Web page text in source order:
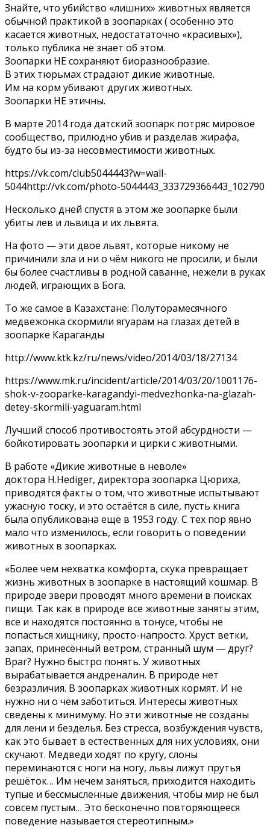
Знайте, что убийство «лишних» животных является
обычной практикой в зоопарках ( особенно это
касается животных, недостататочно «красивых»),
только публика не знает об этом.
Зоопарки НЕ сохраняют биоразнообразие.
В этих тюрьмах страдают дикие животные.
Им на корм убивают других животных.
Зоопарки НЕ этичны.
В марте 2014 года датский зоопарк потряс мировое
сообщество, прилюдно убив и разделав жирафа,
будто бы из-за несовместимости животных.
https://vk.com/club5044443?w=wall-
5044http://vk.com/photo-5044443_333729366443_102790
Несколько дней спустя в этом же зоопарке были
убиты лев и львица и их львята.
На фото — эти двое львят, которые никому не
причинили зла и ни о чём никого не просили, и были
бы более счастливы в родной саванне, нежели в руках
людей, играющих в Бога.
То же самое в Казахстане: Полуторамесячного
медвежонка скормили ягуарам на глазах детей в
зоопарке Караганды
http://www.ktk.kz/ru/news/video/2014/03/18/27134
https://www.mk.ru/incident/article/2014/03/20/1001176-
shok-v-zooparke-karagandyi-medvezhonka-na-glazah-
detey-skormili-yaguaram.html
Лучший способ противостоять этой абсурдности —
бойкотировать зоопарки и цирки с животными.
В работе «Дикие животные в неволе»
доктора H.Hediger, директора зоопарка Цюриха,
приводятся факты о том, что животные испытывают
ужасную тоску, и это остаётся в силе, пусть книга
была опубликована ещё в 1953 году. С тех пор явно
мало что изменилось, если говорить о поведении
животных в зоопарках.
«Более чем нехватка комфорта, скука превращает
жизнь животных в зоопарке в настоящий кошмар. В
природе звери проводят много времени в поисках
пищи. Так как в природе все животные заняты этим,
все и находятся постоянно в тонусе, чтобы не
попасться хищнику, просто-напросто. Хруст ветки,
запах, принесённый ветром, странный шум — друг?
Враг? Нужно быстро понять. У животных
вырабатывается андреналин. В природе нет
безразличия. В зоопарках животных кормят. И не
нужно ни о чём заботиться. Интересы животных
сведены к минимуму. Но эти животные не созданы
для лени и безделья. Без стресса, возбуждения чувств,
как это бывает в естественных для них условиях, они
скучают. Медведи ходят по кругу, слоны
переминаются с ноги на ногу, львы лижут прутья
решёток… Им нечем заняться, приходится находить
тупые и бессмысленные движения, чтобы мир не был
совсем пустым… Это бесконечно повторяющееся
поведение называется стереотипным.»